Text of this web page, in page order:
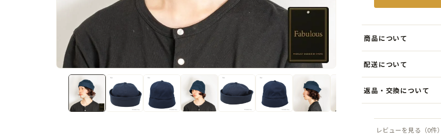
商品について
コットン素材で仕立て、
ワークファッションやミ
「ちょっと変わった帽子
配送について
します。クリックポスト
配送について詳しく見る →
返品・交換について
料は当店負担）。
レビューを見る（0件）